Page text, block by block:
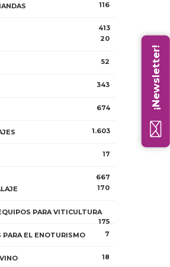
116
413
20
52
343
674
1.603
17
667
170
PARA VITICULTURA
175
PARA EL ENOTURISMO
7
18
¡Newsletter!